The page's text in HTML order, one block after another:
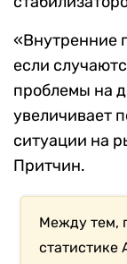
«Внутренние
если
проблемы на
увеличивает
ситуации на
Притчин.
Между тем,
статистике